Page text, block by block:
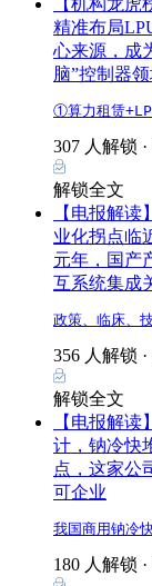
【机构龙
精准布局
心来源，成
脑”控制器
①算力租赁
307 人解锁 ·
解锁全文
【电报解
业化拐点临
元年，国产
互系统集成
政策、临床、
356 人解锁 ·
解锁全文
【电报解
计，钠冷快
点，这家公
可企业
我国商用钠冷
180 人解锁 ·